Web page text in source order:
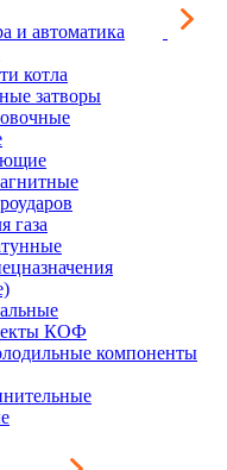
и автоматика
котла
затворы
газа
КОФ
компоненты